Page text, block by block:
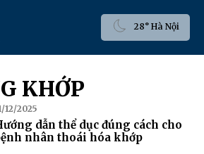
28° Hà Nội
KHỚP
12/2025
dẫn thể dục đúng cách cho
nhân thoái hóa khớp